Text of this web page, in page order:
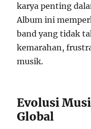
karya penting
Album ini
band yang tidak
kemarahan,
musik.
Evolusi
Global